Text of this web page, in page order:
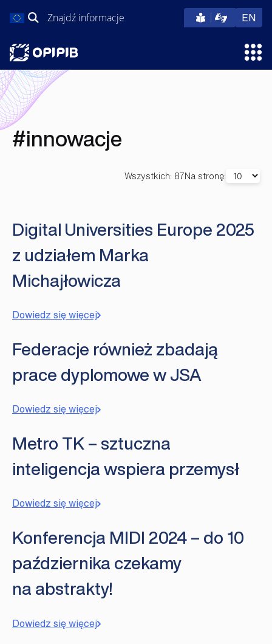
do
Szukaj: EN
#innowacje
Wszystkich: 87Na stronę:
Digital Universities Europe 2025
z udziałem Marka
Michajłowicza
Dowiedz się więcej
Federacje również zbadają
prace dyplomowe w JSA
Dowiedz się więcej
Metro TK – sztuczna
inteligencja wspiera przemysł
Dowiedz się więcej
Konferencja MIDI 2024 – do 10
października czekamy
na abstrakty!
Dowiedz się więcej